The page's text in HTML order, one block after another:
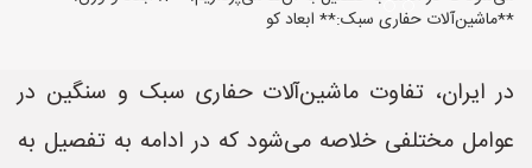
**ماشین‌آلات حفاری سبک:** ابعاد کو
در ایران، تفاوت ماشین‌آلات حفاری سبک و سنگین در
عوامل مختلفی خلاصه می‌شود که در ادامه به تفصیل به